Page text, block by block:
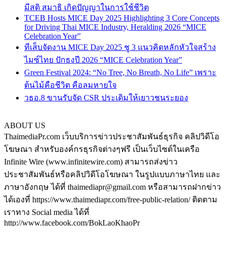
มีสติ สมาธิ เกิดปัญญาในการใช้ชีวิต
TCEB Hosts MICE Day 2025 Highlighting 3 Core Concepts
for Driving Thai MICE Industry, Heralding 2026 “MICE
Celebration Year”
ทีเส็บจัดงาน MICE Day 2025 ชู 3 แนวคิดหลักหัวใจสร้าง
ไมซ์ไทย ปักธงปี 2026 “MICE Celebration Year”
Green Festival 2024: “No Tree, No Breath, No Life” เพราะ
ต้นไม้คือชีวิต คือลมหายใจ
วธอ.8 ขานรับจัด CSR ประเดิมให้เยาวชนระยอง
ABOUT US
ThaimediaPr.com เว็บบริการข่าวประชาสัมพันธ์ธุรกิจ คลิปวิดีโอ
โฆษณา สำหรับองค์กรธุรกิจต่างๆฟรี เป็นเว็บไซต์ในเครือ
Infinite Wire (www.infinitewire.com) สามารถส่งข่าว
ประชาสัมพันธ์หรือคลิปวิดีโอโฆษณา ในรูปแบบภาษาไทย และ
ภาษาอังกฤษ ได้ที่ thaimediapr@gmail.com หรือสามารถฝากข่าว
ได้เองที่ https://www.thaimediapr.com/free-public-relation/ ติดตาม
เราทาง Social media ได้ที่
http://www.facebook.com/BokLaoKhaoPr